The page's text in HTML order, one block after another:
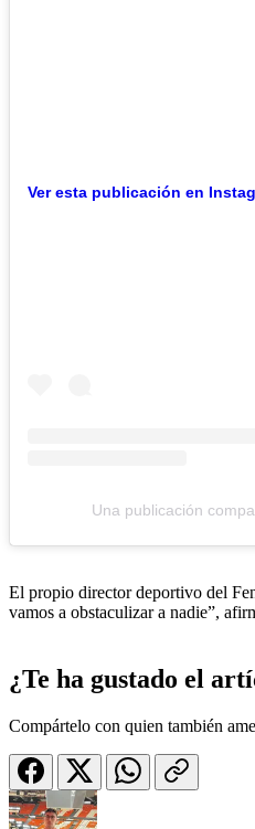
Ver esta publicación en
Una publicación
El propio director deportivo del
vamos a obstaculizar a nadie”,
¿Te ha gustado el
Compártelo con quien también